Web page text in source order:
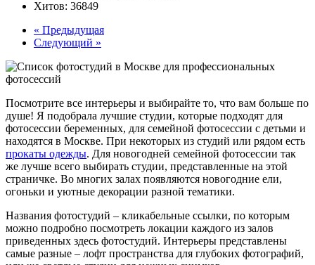
Хитов: 36849
« Предыдущая
Следующий »
Посмотрите все интерьеры и выбирайте то, что вам больше по
душе! Я подобрала лучшие студии, которые подходят для
фотосессии беременных, для семейной фотосессии с детьми и
находятся в Москве. При некоторых из студий или рядом есть
прокаты одежды. Для новогодней семейной фотосессии так
же лучше всего выбирать студии, представленные на этой
страничке. Во многих залах появляются новогодние ели,
огоньки и уютные декорации разной тематики.
Названия фотостудий – кликабельные ссылки, по которым
можно подробно посмотреть локации каждого из залов
приведенных здесь фотостудий. Интерьеры представлены
самые разные – лофт пространства для глубоких фотографий,